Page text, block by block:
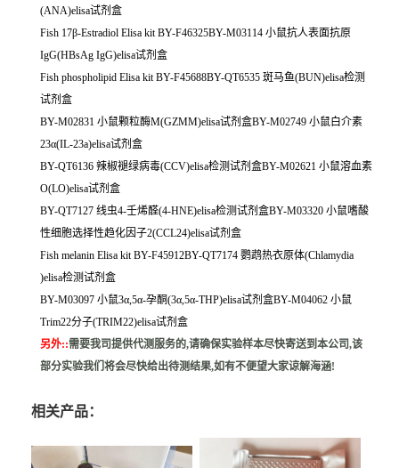
(ANA)elisa试剂盒
Fish 17β-Estradiol Elisa kit BY-F46325BY-M03114 小鼠抗人表面抗原
IgG(HBsAg IgG)elisa试剂盒
Fish phospholipid Elisa kit BY-F45688BY-QT6535 斑马鱼(BUN)elisa检测
试剂盒
BY-M02831 小鼠颗粒酶M(GZMM)elisa试剂盒BY-M02749 小鼠白介素
23α(IL-23a)elisa试剂盒
BY-QT6136 辣椒褪绿病毒(CCV)elisa检测试剂盒BY-M02621 小鼠溶血素
O(LO)elisa试剂盒
BY-QT7127 线虫4-壬烯醛(4-HNE)elisa检测试剂盒BY-M03320 小鼠嗜酸
性细胞选择性趋化因子2(CCL24)elisa试剂盒
Fish melanin Elisa kit BY-F45912BY-QT7174 鹦鹉热衣原体(Chlamydia
)elisa检测试剂盒
BY-M03097 小鼠3α,5α-孕酮(3α,5α-THP)elisa试剂盒BY-M04062 小鼠
Trim22分子(TRIM22)elisa试剂盒
另外::需要我司提供代测服务的,请确保实验样本尽快寄送到本公司,该
部分实验我们将会尽快给出待测结果,如有不便望大家谅解海涵!
相关产品：